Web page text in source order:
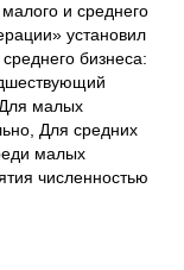
и среднего
установил
бизнеса:
малых
Для средних
малых
численностью